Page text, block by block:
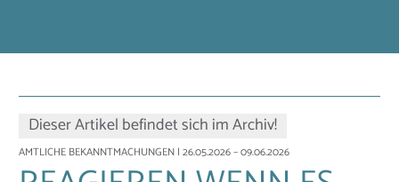
Dieser Artikel befindet sich im Archiv!
AMTLICHE BEKANNTMACHUNGEN | 26.05.2026 – 09.06.2026